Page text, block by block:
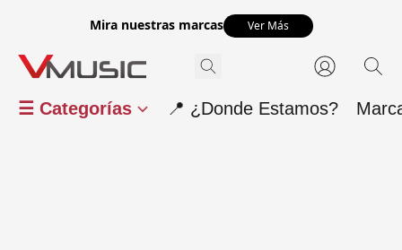
Mira nuestras marcas Ver Más
☰ Categorías 📍 ¿Donde Estamos?